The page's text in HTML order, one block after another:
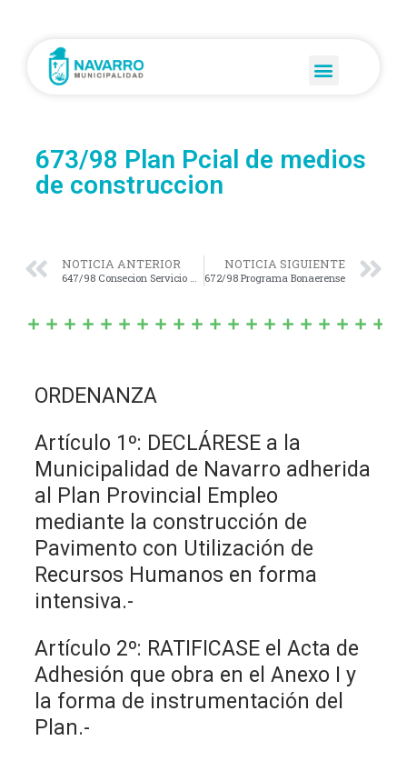
673/98 Plan Pcial de medios
de construccion
NOTICIA ANTERIOR
647/98 Consecion Servicio Electrico
NOTICIA SIGUIENTE
672/98 Programa Bonaerense
ORDENANZA
Artículo 1º: DECLÁRESE a la
Municipalidad de Navarro adherida
al Plan Provincial Empleo
mediante la construcción de
Pavimento con Utilización de
Recursos Humanos en forma
intensiva.-
Artículo 2º: RATIFICASE el Acta de
Adhesión que obra en el Anexo I y
la forma de instrumentación del
Plan.-